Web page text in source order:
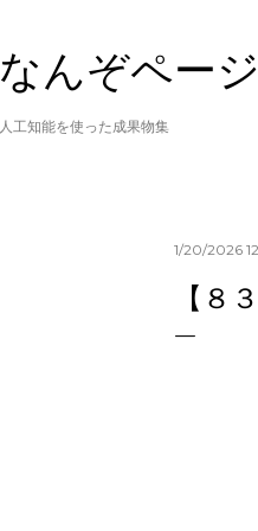
なんぞページ
人工知能を使った成果物集
1/20/2026
【８